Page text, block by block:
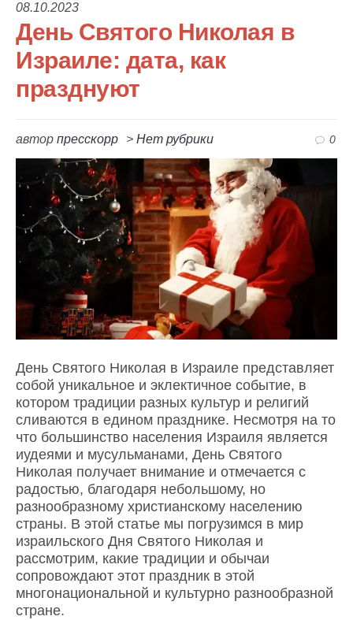
08.10.2023
День Святого Николая в
Израиле: дата, как
празднуют
автор пресскорр > Нет рубрики 0
День Святого Николая в Израиле представляет
собой уникальное и эклектичное событие, в
котором традиции разных культур и религий
сливаются в едином празднике. Несмотря на то
что большинство населения Израиля является
иудеями и мусульманами, День Святого
Николая получает внимание и отмечается с
радостью, благодаря небольшому, но
разнообразному христианскому населению
страны. В этой статье мы погрузимся в мир
израильского Дня Святого Николая и
рассмотрим, какие традиции и обычаи
сопровождают этот праздник в этой
многонациональной и культурно разнообразной
стране.